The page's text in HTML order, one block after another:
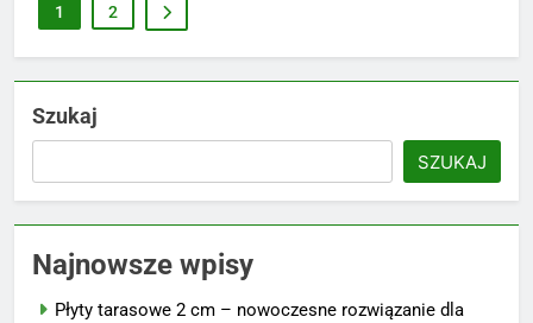
1 2
Szukaj
SZUKAJ
Najnowsze wpisy
Płyty tarasowe 2 cm – nowoczesne rozwiązanie dla